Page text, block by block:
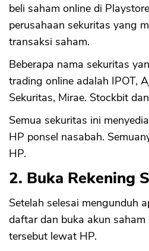
beli saham online di
perusahaan sekuritas yang
transaksi saham.
Beberapa nama sekuritas
trading online adalah IPOT,
Sekuritas, Mirae. Stockbit
Semua sekuritas ini
HP ponsel nasabah.
HP.
2. Buka Rekening
Setelah selesai mengunduh
daftar dan buka akun
tersebut lewat HP.